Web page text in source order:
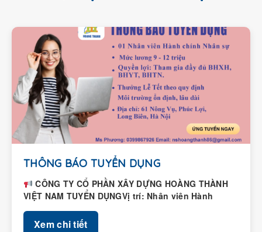
THÔNG BÁO TUYỂN DỤNG
CÔNG TY CỔ PHẦN XÂY DỰNG HOÀNG THÀNH
VIỆT NAM TUYỂN DỤNGVị trí: Nhân viên Hành
chính – Nhân...
Xem chi tiết